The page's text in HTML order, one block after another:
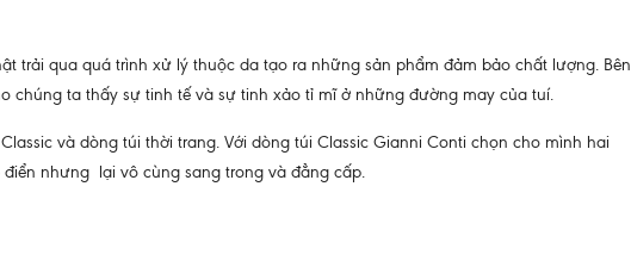
trải qua quá trình xử lý thuộc da tạo ra những sản phẩm đảm bảo chất lượng. Bên
chúng ta thấy sự tinh tế và sự tinh xảo tỉ mĩ ở những đường may của tuí.
và dòng túi thời trang. Với dòng túi Classic Gianni Conti chọn cho mình hai
nhưng lại vô cùng sang trong và đẳng cấp.